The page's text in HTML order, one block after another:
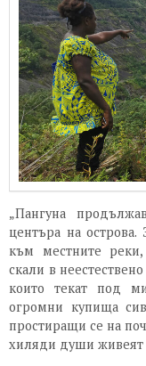
„Пангуна
центъра на острова.
към местните
скали в
които текат под
огромни купища
простиращи се на
хиляди души живеят